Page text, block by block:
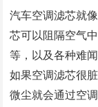
汽车空调滤芯就
芯可以阻隔空气
等，以及各种难
如果空调滤芯很
微尘就会通过空